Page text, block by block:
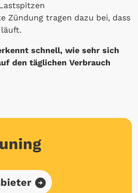
Zündung tragen dazu bei, dass
schnell, wie sehr sich
den täglichen Verbrauch